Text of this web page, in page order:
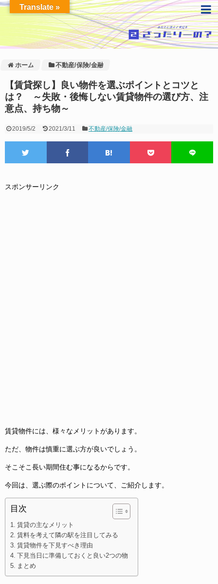
ホーム 不動産/保険/金融
【賃貸探し】良い物件を選ぶポイントとコツと
は？ ～失敗・後悔しない賃貸物件の選び方、注
意点、持ち物～
2019/5/2 2021/3/11 不動産/保険/金融
スポンサーリンク
賃貸物件には、様々なメリットがあります。
ただ、物件は慎重に選ぶ方が良いでしょう。
そこそこ長い期間住む事になるからです。
今回は、選ぶ際のポイントについて、ご紹介します。
目次
賃貸の主なメリット
賃料を考えて隣の駅を注目してみる
賃貸物件を下見すべき理由
下見当日に準備しておくと良い2つの物
まとめ
Translate »